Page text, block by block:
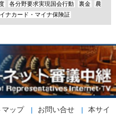
各分野要求実現国会行動 裏金
農
ナカード・マイナ保険証
マップ お問い合せ
本サイ